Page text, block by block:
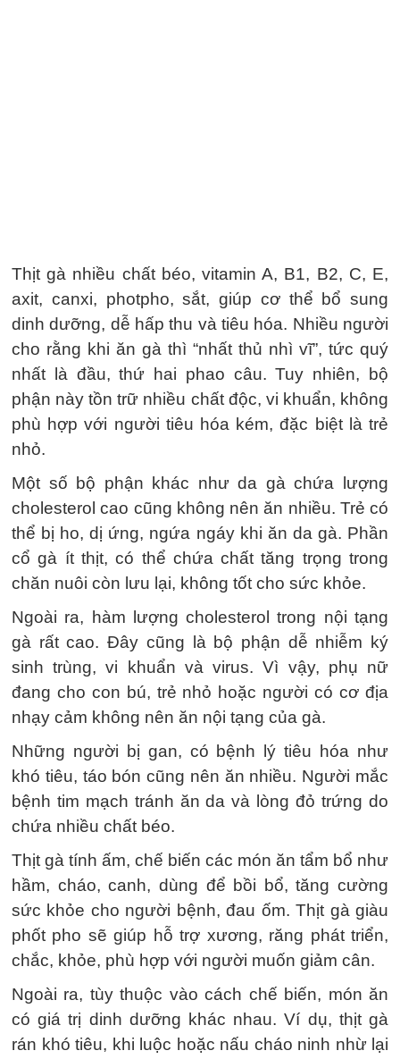
Thịt gà nhiều chất béo, vitamin A, B1, B2, C, E,
axit, canxi, photpho, sắt, giúp cơ thể bổ sung
dinh dưỡng, dễ hấp thu và tiêu hóa. Nhiều người
cho rằng khi ăn gà thì “nhất thủ nhì vĩ”, tức quý
nhất là đầu, thứ hai phao câu. Tuy nhiên, bộ
phận này tồn trữ nhiều chất độc, vi khuẩn, không
phù hợp với người tiêu hóa kém, đặc biệt là trẻ
nhỏ.
Một số bộ phận khác như da gà chứa lượng
cholesterol cao cũng không nên ăn nhiều. Trẻ có
thể bị ho, dị ứng, ngứa ngáy khi ăn da gà. Phần
cổ gà ít thịt, có thể chứa chất tăng trọng trong
chăn nuôi còn lưu lại, không tốt cho sức khỏe.
Ngoài ra, hàm lượng cholesterol trong nội tạng
gà rất cao. Đây cũng là bộ phận dễ nhiễm ký
sinh trùng, vi khuẩn và virus. Vì vậy, phụ nữ
đang cho con bú, trẻ nhỏ hoặc người có cơ địa
nhạy cảm không nên ăn nội tạng của gà.
Những người bị gan, có bệnh lý tiêu hóa như
khó tiêu, táo bón cũng nên ăn nhiều. Người mắc
bệnh tim mạch tránh ăn da và lòng đỏ trứng do
chứa nhiều chất béo.
Thịt gà tính ấm, chế biến các món ăn tẩm bổ như
hầm, cháo, canh, dùng để bồi bổ, tăng cường
sức khỏe cho người bệnh, đau ốm. Thịt gà giàu
phốt pho sẽ giúp hỗ trợ xương, răng phát triển,
chắc, khỏe, phù hợp với người muốn giảm cân.
Ngoài ra, tùy thuộc vào cách chế biến, món ăn
có giá trị dinh dưỡng khác nhau. Ví dụ, thịt gà
rán khó tiêu, khi luộc hoặc nấu cháo ninh nhừ lại